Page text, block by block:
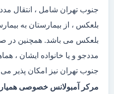
جنوب تهران شامل ، انتقال
بلعکس ، از بیمارستان به
بلعکس می باشد. همچنین در
مددجو و یا خانواده ایشان ،
جنوب تهران نیز امکان پذیر